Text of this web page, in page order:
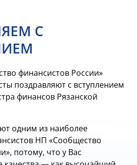
С
финансистов России»
поздравляют с вступлением
финансов Рязанской
одним из наиболее
НП «Сообщество
потому, что у Вас